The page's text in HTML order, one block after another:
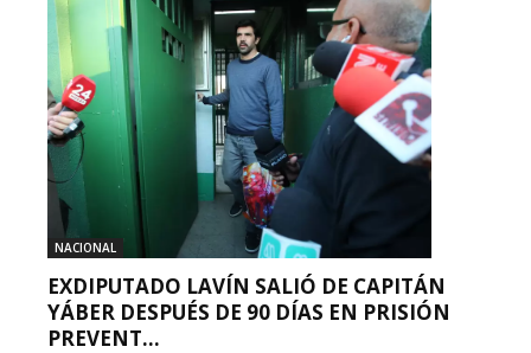
NACIONAL
EXDIPUTADO LAVÍN SALIÓ DE CAPITÁN
YÁBER DESPUÉS DE 90 DÍAS EN PRISIÓN
PREVENT...